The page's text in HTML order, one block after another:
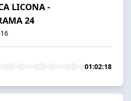
LICONA -
24
01:02:18